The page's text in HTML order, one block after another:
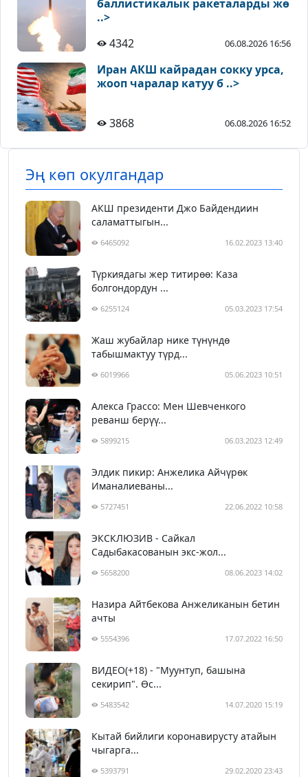
баллистикалык ракеталарды жө
..>
4342
06.08.2026 16:56
Иран АКШ кайрадан сокку урса,
жооп чаралар катуу б ..>
3868 06.08.2026 16:52
Эң көп окулгандар
АКШ президенти Джо Байдендиин
саламаттыгын...
6465092 16.02.2023 13:40
Түркиядагы жер титирөө: Каза
болгондордун ...
6255124 05.03.2023 17:54
Жаш жубайлар нике түнүндө
табышмактуу түрд...
6019966 05.06.2023 10:51
Алекса Грассо: Мен Шевченкого
реванш берүү...
5899215 06.03.2023 12:49
Элдик пикир: Анжелика Айчүрөк
Иманалиеваны...
5727451 22.06.2022 10:58
ЭКСКЛЮЗИВ - Сайкал
Садыбакасованын экс-жол...
5658200 08.06.2023 14:02
Назира Айтбекова Анжеликанын бетин
ачты
5554396 17.07.2022 16:50
ВИДЕО(+18) - "Муунтуп, башына
секирип". Өс...
5483542 14.07.2020 15:19
Кытай бийлиги коронавирусту атайын
чыгарга...
5393791 29.02.2020 23:43